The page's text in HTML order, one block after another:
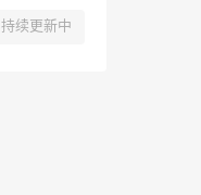
持续更新中